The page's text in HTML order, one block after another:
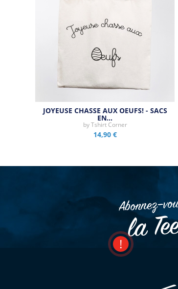
JOYEUSE CHASSE AUX OEUFS! - SACS
EN…
byTshirt Corner
14,90 €
la